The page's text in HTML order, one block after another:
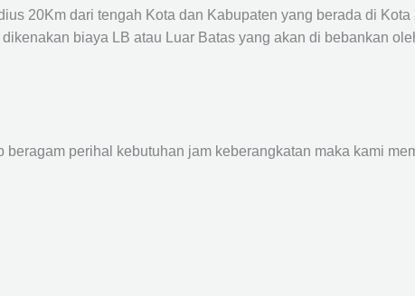
20Km dari tengah Kota dan Kabupaten yang berada di
biaya LB atau Luar Batas yang akan di bebankan
perihal kebutuhan jam keberangkatan maka kami